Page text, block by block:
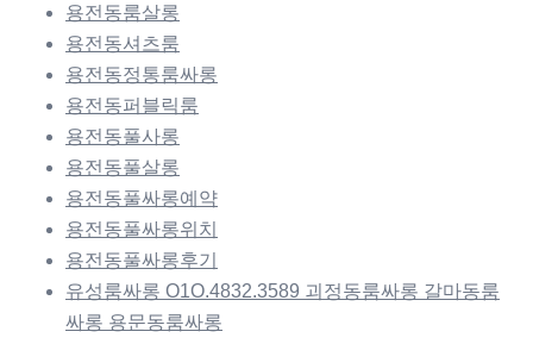
용전동룸살롱
용전동셔츠룸
용전동정통룸싸롱
용전동퍼블릭룸
용전동풀사롱
용전동풀살롱
용전동풀싸롱예약
용전동풀싸롱위치
용전동풀싸롱후기
유성룸싸롱 O1O.4832.3589 괴정동룸싸롱 갈마동룸
싸롱 용문동룸싸롱